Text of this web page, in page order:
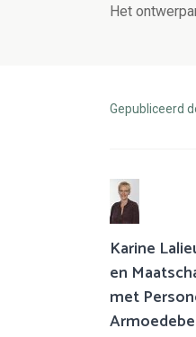
Het
Gepubliceerd
Karine
en
met